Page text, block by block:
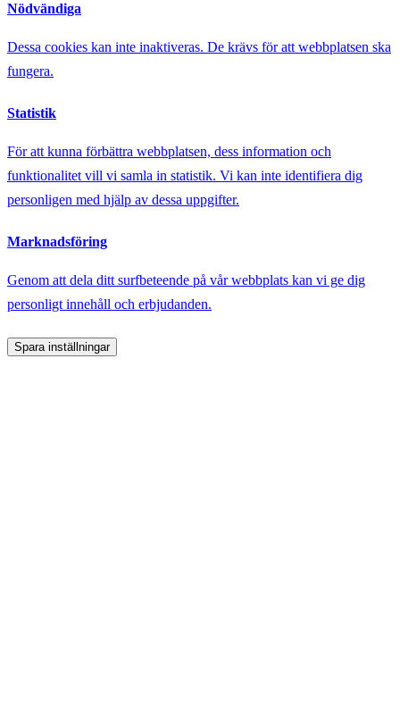
Nödvändiga
Dessa cookies kan inte inaktiveras. De krävs för att webbplatsen ska
fungera.
Statistik
För att kunna förbättra webbplatsen, dess information och
funktionalitet vill vi samla in statistik. Vi kan inte identifiera dig
personligen med hjälp av dessa uppgifter.
Marknadsföring
Genom att dela ditt surfbeteende på vår webbplats kan vi ge dig
personligt innehåll och erbjudanden.
Spara inställningar